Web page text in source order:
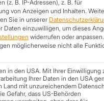
(z. B. IP-Adressen), z. B. für
von Anzeigen und Inhalten.
Sie in unserer
einzuwilligen, um dieses
widerrufen oder anpassen.
möglicherweise nicht alle
in den USA. Mit Ihrer Einwilligung
Ihrer Daten in den USA
Land mit unzureichendem
Gefahr, dass US-Behörden